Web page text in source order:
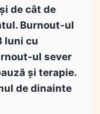
de cât de
Burnout-ul
luni cu
ul sever
și terapie.
de dinainte